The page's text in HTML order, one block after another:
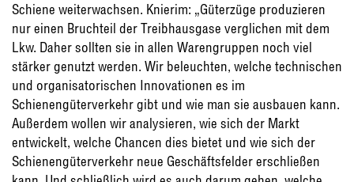
Schiene weiterwachsen. Knierim: „Güterzüge produzieren
nur einen Bruchteil der Treibhausgase verglichen mit dem
Lkw. Daher sollten sie in allen Warengruppen noch viel
stärker genutzt werden. Wir beleuchten, welche technischen
und organisatorischen Innovationen es im
Schienengüterverkehr gibt und wie man sie ausbauen kann.
Außerdem wollen wir analysieren, wie sich der Markt
entwickelt, welche Chancen dies bietet und wie sich der
Schienengüterverkehr neue Geschäftsfelder erschließen